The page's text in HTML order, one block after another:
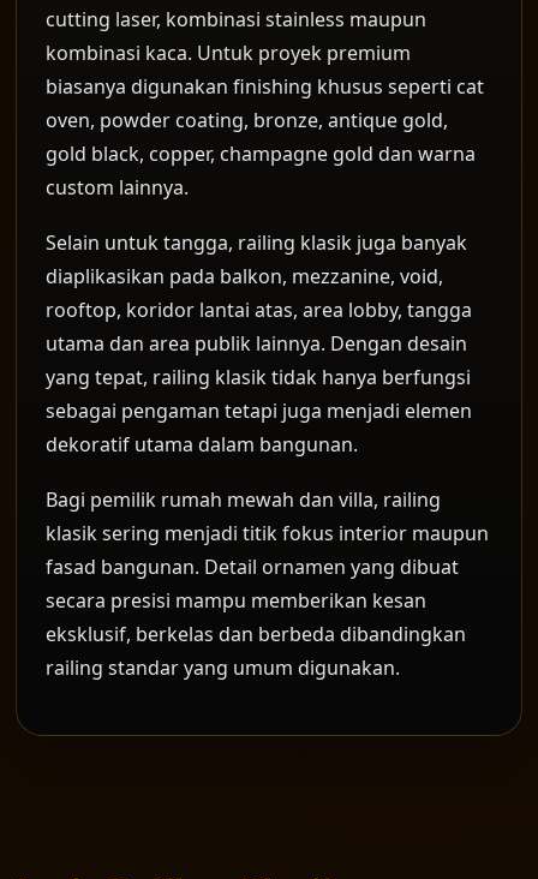
cutting laser, kombinasi stainless maupun
kombinasi kaca. Untuk proyek premium
biasanya digunakan finishing khusus seperti cat
oven, powder coating, bronze, antique gold,
gold black, copper, champagne gold dan warna
custom lainnya.
Selain untuk tangga, railing klasik juga banyak
diaplikasikan pada balkon, mezzanine, void,
rooftop, koridor lantai atas, area lobby, tangga
utama dan area publik lainnya. Dengan desain
yang tepat, railing klasik tidak hanya berfungsi
sebagai pengaman tetapi juga menjadi elemen
dekoratif utama dalam bangunan.
Bagi pemilik rumah mewah dan villa, railing
klasik sering menjadi titik fokus interior maupun
fasad bangunan. Detail ornamen yang dibuat
secara presisi mampu memberikan kesan
eksklusif, berkelas dan berbeda dibandingkan
railing standar yang umum digunakan.